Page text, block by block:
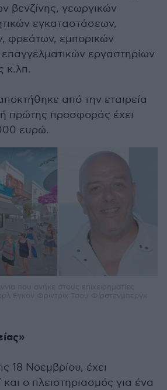
βενζίνης, γεωργικών
εγκαταστάσεων,
φρεάτων, εμπορικών
εργαστηρίων
κ.λπ.
από την εταιρεία
πρώτης προσφοράς έχει
ευρώ.
18 Νοεμβρίου, έχει
ο πλειστηριασμός για ένα